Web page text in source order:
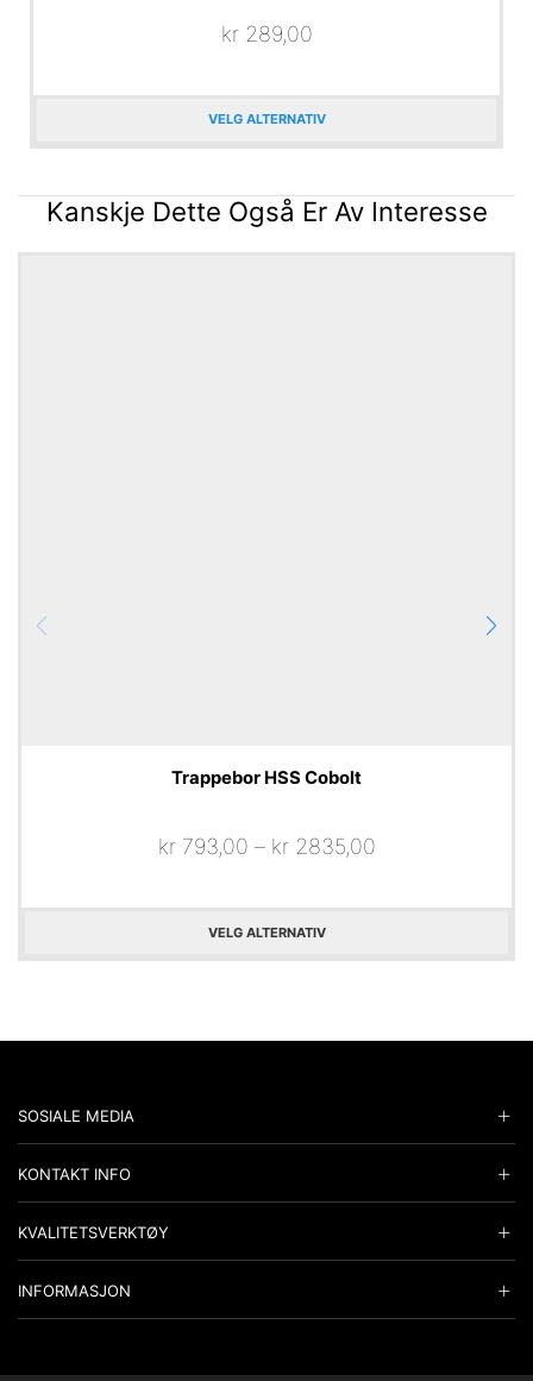
kr289,00
VELG ALTERNATIV
Kanskje Dette Også Er Av Interesse
Trappebor HSS Cobolt
kr793,00 – kr2835,00
VELG ALTERNATIV
SOSIALE MEDIA
KONTAKT INFO
KVALITETSVERKTØY
INFORMASJON